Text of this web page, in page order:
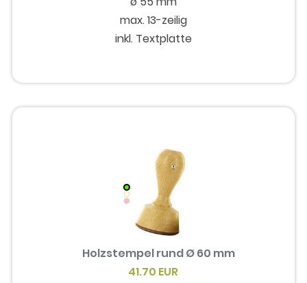
max. 13-zeilig
inkl. Textplatte
Holzstempel rund Ø 60 mm
41.70 EUR